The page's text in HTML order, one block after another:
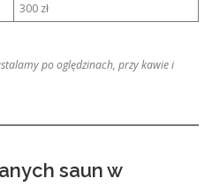
300 zł
po oględzinach, przy kawie i
saun w